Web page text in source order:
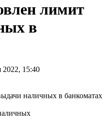
лимит
в
2022, 15:40